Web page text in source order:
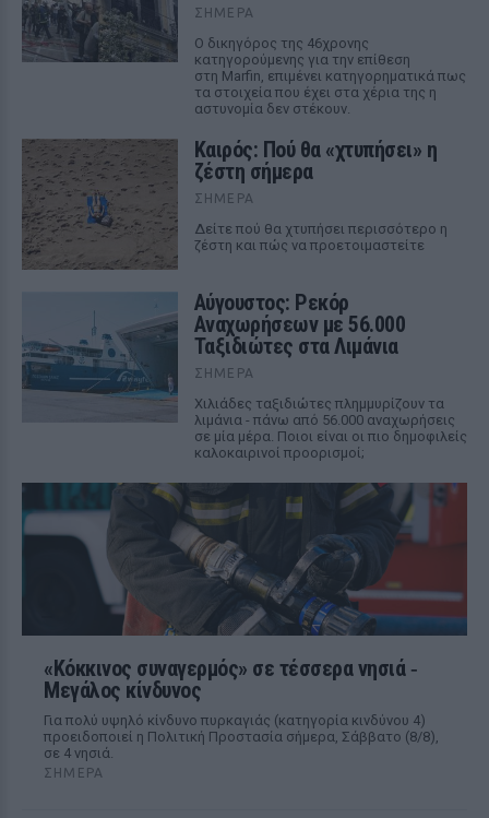
ΣΉΜΕΡΑ
Ο δικηγόρος της 46χρονης
κατηγορούμενης για την επίθεση
στη Marfin, επιμένει κατηγορηματικά πως
τα στοιχεία που έχει στα χέρια της η
αστυνομία δεν στέκουν.
Καιρός: Πού θα «χτυπήσει» η
ζέστη σήμερα
ΣΉΜΕΡΑ
Δείτε πού θα χτυπήσει περισσότερο η
ζέστη και πώς να προετοιμαστείτε
Αύγουστος: Ρεκόρ
Αναχωρήσεων με 56.000
Ταξιδιώτες στα Λιμάνια
ΣΉΜΕΡΑ
Χιλιάδες ταξιδιώτες πλημμυρίζουν τα
λιμάνια - πάνω από 56.000 αναχωρήσεις
σε μία μέρα. Ποιοι είναι οι πιο δημοφιλείς
καλοκαιρινοί προορισμοί;
«Κόκκινος συναγερμός» σε τέσσερα νησιά ‑
Μεγάλος κίνδυνος
Για πολύ υψηλό κίνδυνο πυρκαγιάς (κατηγορία κινδύνου 4)
προειδοποιεί η Πολιτική Προστασία σήμερα, Σάββατο (8/8),
σε 4 νησιά.
ΣΉΜΕΡΑ